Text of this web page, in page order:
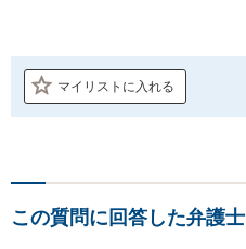
マイリストに入れる
この質問に回答した弁護士